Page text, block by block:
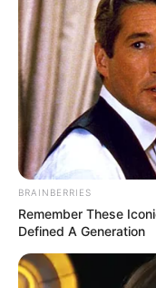
Posted
in
Friss hírek
Ettől félt
valósággá
hír,
bySzerző May 21,
BRAINBERRIES
Remember These
Defined A Generation